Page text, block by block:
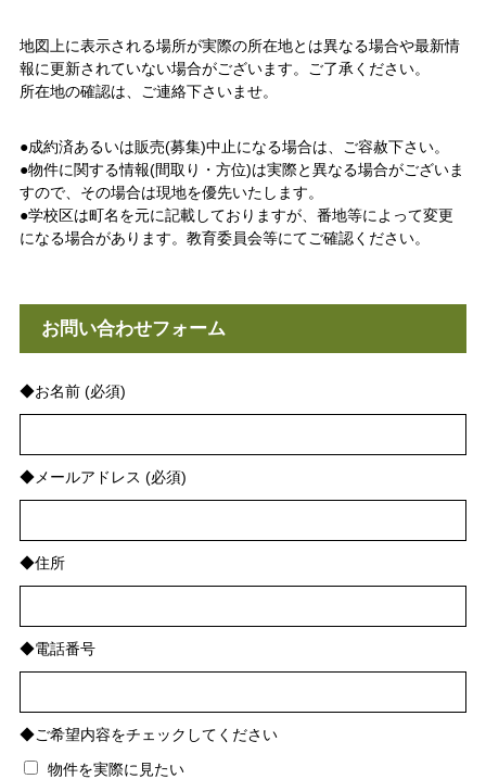
地図上に表示される場所が実際の所在地とは異なる場合や最新情
報に更新されていない場合がございます。ご了承ください。
所在地の確認は、ご連絡下さいませ。
●成約済あるいは販売(募集)中止になる場合は、ご容赦下さい。
●物件に関する情報(間取り・方位)は実際と異なる場合がございま
すので、その場合は現地を優先いたします。
●学校区は町名を元に記載しておりますが、番地等によって変更
になる場合があります。教育委員会等にてご確認ください。
お問い合わせフォーム
◆お名前 (必須)
◆メールアドレス (必須)
◆住所
◆電話番号
◆ご希望内容をチェックしてください
物件を実際に見たい